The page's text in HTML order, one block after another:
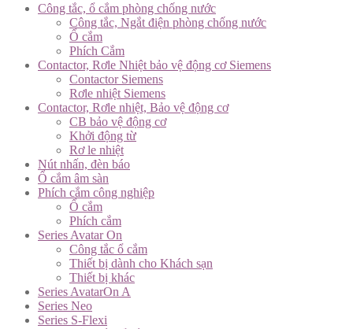
Công tắc, ổ cắm phòng chống nước
Công tắc, Ngắt điện phòng chống nước
Ổ cắm
Phích Cắm
Contactor, Rơle Nhiệt bảo vệ động cơ Siemens
Contactor Siemens
Rơle nhiệt Siemens
Contactor, Rơle nhiệt, Bảo vệ động cơ
CB bảo vệ động cơ
Khởi động từ
Rơ le nhiệt
Nút nhấn, đèn báo
Ổ cắm âm sàn
Phích cắm công nghiệp
Ổ cắm
Phích cắm
Series Avatar On
Công tắc ổ cắm
Thiết bị dành cho Khách sạn
Thiết bị khác
Series AvatarOn A
Series Neo
Series S-Flexi